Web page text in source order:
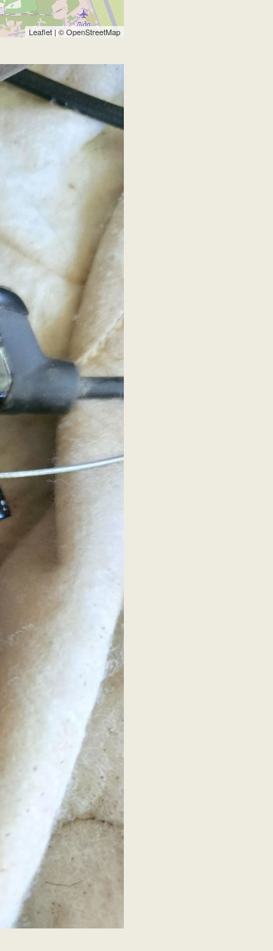
Leaflet | ©OpenStreetMap